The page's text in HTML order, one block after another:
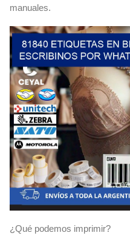
manuales.
¿Qué podemos imprimir?